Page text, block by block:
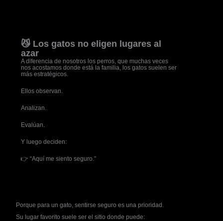
😼 Los gatos no eligen lugares al
azar
A diferencia de nosotros los perros, que muchas veces
nos acostamos donde está la familia, los gatos suelen ser
más estratégicos.
Ellos observan.
Analizan.
Evalúan.
Y luego deciden:
👉 “Aquí me siento seguro.”
Porque para un gato, sentirse seguro es una prioridad.
Su lugar favorito suele ser el sitio donde puede: